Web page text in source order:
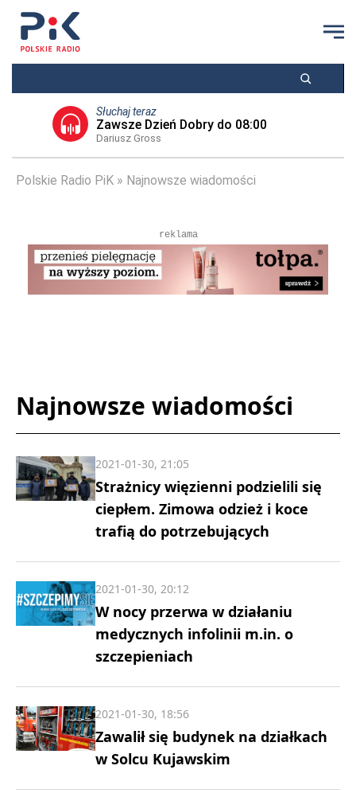
Słuchaj teraz
Zawsze Dzień Dobry do 08:00
Dariusz Gross
Polskie Radio PiK Najnowsze wiadomości
reklama
Najnowsze wiadomości
Strażnicy więzienni podzielili się
ciepłem. Zimowa odzież i koce
trafią do potrzebujących
2021-01-30, 21:05
W nocy przerwa w działaniu
medycznych infolinii m.in. o
szczepieniach
2021-01-30, 20:12
Zawalił się budynek na działkach
w Solcu Kujawskim
2021-01-30, 18:56